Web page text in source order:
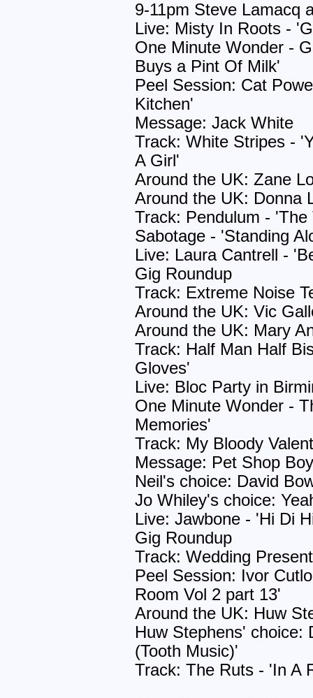
9-11pm Steve Lamacq
Live: Misty In Roots -
One Minute Wonder -
Buys a Pint Of Milk'
Peel Session: Cat
Kitchen'
Message: Jack White
Track: White Stripes -
A Girl'
Around the UK: Zane
Around the UK: Donna
Track: Pendulum -
Sabotage - 'Standing
Live: Laura Cantrell -
Gig Roundup
Track: Extreme Noise
Around the UK: Vic
Around the UK: Mary
Track: Half Man Half
Gloves'
Live: Bloc Party in
One Minute Wonder -
Memories'
Track: My Bloody
Message: Pet Shop
Neil's choice: David
Jo Whiley's choice:
Live: Jawbone - 'Hi Di
Gig Roundup
Track: Wedding
Peel Session: Ivor
Room Vol 2 part 13'
Around the UK: Huw
Huw Stephens' choice:
(Tooth Music)'
Track: The Ruts - 'In A